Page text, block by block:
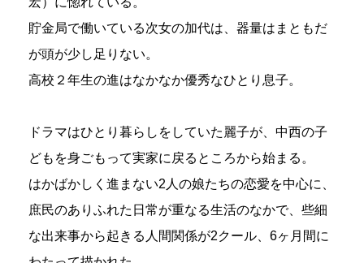
貯金局で働いている次女の加代は、器量はまともだ
が頭が少し足りない。
高校２年生の進はなかなか優秀なひとり息子。
ドラマはひとり暮らしをしていた麗子が、中西の子
どもを身ごもって実家に戻るところから始まる。
はかばかしく進まない2人の娘たちの恋愛を中心に、
庶民のありふれた日常が重なる生活のなかで、些細
な出来事から起きる人間関係が2クール、6ヶ月間に